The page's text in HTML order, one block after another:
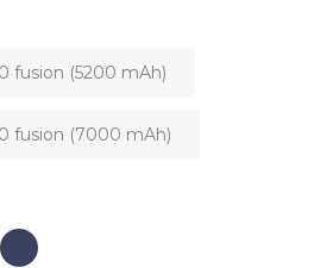
fusion (5200 mAh)
fusion (7000 mAh)